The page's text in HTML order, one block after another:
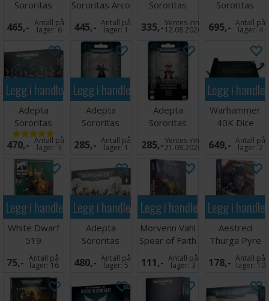
Sororitas
Retributor
Squad
465,- Antall på
lager:6
Sororitas Arco
Flagellants
445,- Antall på
lager:1
Sororitas
Cannoness
335,-Ventes inn
12.08.2026
Sororitas
Castigator
695,- Antall på
lager:4
Legg i handlekurven
Adepta
Sororitas
Repentia
Squad
470,- Antall på
lager:3
Legg i handlekurven
Adepta
Sororitas
Palatine
285,- Antall på
lager:1
Adepta
Sororitas
Sister
Dogmata
285,-Ventes inn
21.08.2026
Legg i
Warhammer
40K Dice
Scroll
649,- Antall på
lager:2
Legg i handlekurven
White Dwarf
519
75,- Antall på
lager: 16
Legg i handlekurven
Adepta
Sororitas
Sisters
Novitiate
480,- Antall på
lager:5
Legg i handlekurven
Morvenn Vahl
Spear of Faith
(Paperback)
111,- Antall på
lager:3
Legg i
Aestred
Thurga Pyre
of Faith
(Hardback)
178,- Antall på
lager: 10